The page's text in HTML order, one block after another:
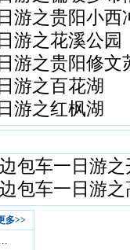
游之贵阳小西
游之花溪公园
游之贵阳修文
游之百花湖
游之红枫湖
包车一日游
包车一日游
多>>